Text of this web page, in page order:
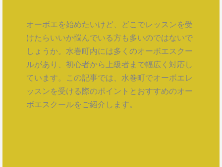
オーボエを始めたいけど、どこでレッスンを受
けたらいいか悩んでいる方も多いのではないで
しょうか。水巻町内には多くのオーボエスクー
ルがあり、初心者から上級者まで幅広く対応し
ています。この記事では、水巻町でオーボエレ
ッスンを受ける際のポイントとおすすめのオー
ボエスクールをご紹介します。